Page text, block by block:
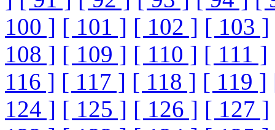
100 ] [ 101 ] [ 102 ] [ 103 ]
108 ] [ 109 ] [ 110 ] [ 111 ]
116 ] [ 117 ] [ 118 ] [ 119 ]
124 ] [ 125 ] [ 126 ] [ 127 ]